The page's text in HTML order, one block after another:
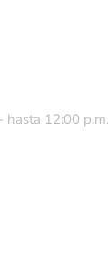
hasta 12:00 p.m.